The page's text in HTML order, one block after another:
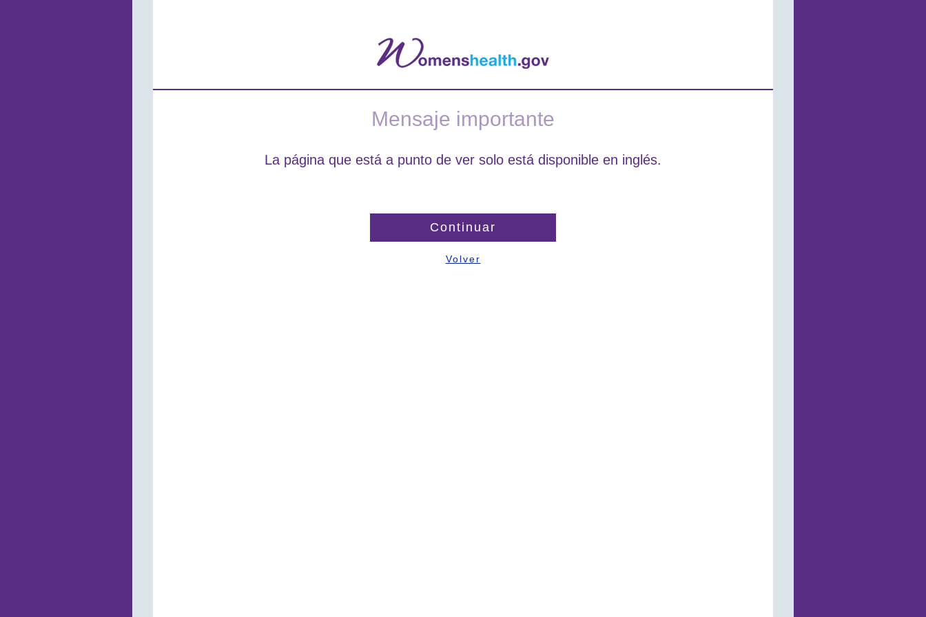
Mensaje importante
La página que está a punto de ver solo está disponible en inglés.
Continuar
Volver